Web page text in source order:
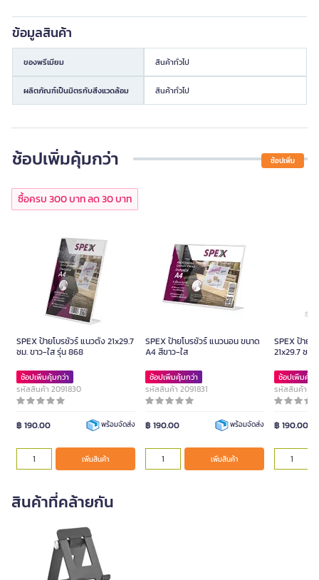
ข้อมูลสินค้า
ของพรีเมียม สินค้าทั่วไป
ผลิตภัณฑ์เป็นมิตรกับสิ่งแวดล้อม สินค้าทั่วไป
ช้อปเพิ่มคุ้มกว่า ช้อปเพิ่ม
ซื้อครบ 300 บาท ลด 30 บาท
SPEX ป้ายโบรชัวร์ แนวตั้ง 21x29.7
ซม. ขาว-ใส รุ่น 868
ช้อปเพิ่มคุ้มกว่า
รหัสสินค้า 2091830
฿ 190.00 พร้อมจัดส่ง
เพิ่มสินค้า
SPEX ป้ายโบรชัวร์ แนวนอน ขนาด
A4 สีขาว-ใส
ช้อปเพิ่มคุ้มกว่า
รหัสสินค้า 2091831
฿ 190.00 พร้อมจัดส่ง
เพิ่มสินค้า
SPEX ป้าย
21x29.7 ซม.
ช้อปเพิ่มคุ้ม
รหัสสินค้า
฿ 190.00
สินค้าที่คล้ายกัน